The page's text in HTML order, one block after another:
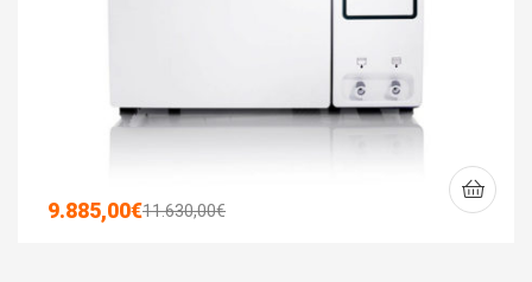
11.630,00€
9.885,00€